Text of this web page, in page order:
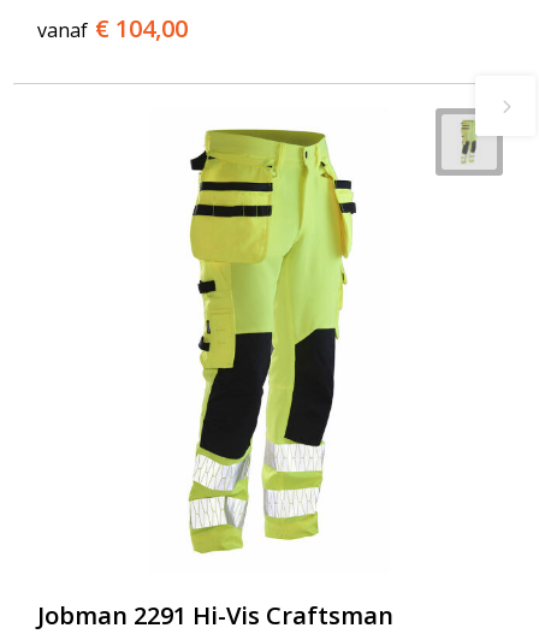
vanaf € 104,00
Jobman 2291 Hi-Vis Craftsman